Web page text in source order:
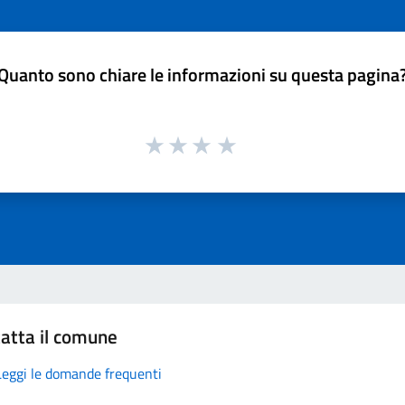
sono chiare le informazioni su questa
il comune
le domande frequenti